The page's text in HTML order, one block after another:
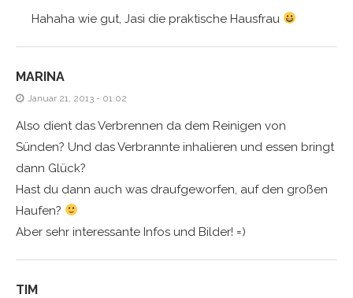
Hahaha wie gut, Jasi die praktische Hausfrau
MARINA
Januar 21, 2013 - 01:02
Also dient das Verbrennen da dem Reinigen von
Sünden? Und das Verbrannte inhalieren und essen bringt
dann Glück?
Hast du dann auch was draufgeworfen, auf den großen
Haufen?
Aber sehr interessante Infos und Bilder! =)
TIM